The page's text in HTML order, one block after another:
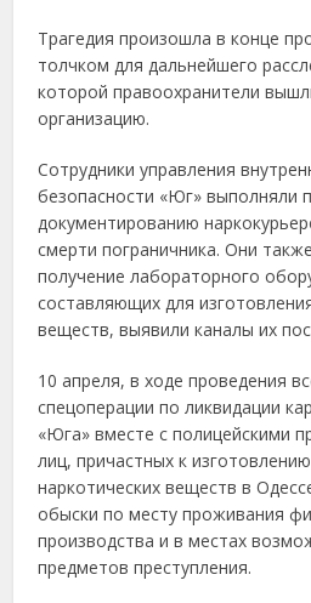
Трагедия произошла в конце
толчком для дальнейшего
которой правоохранители
организацию.
Сотрудники управления
безопасности «Юг» выполняли
документированию
смерти пограничника. Они
получение лабораторного
составляющих для
веществ, выявили каналы их
10 апреля, в ходе проведения
спецоперации по ликвидации
«Юга» вместе с полицейскими
лиц, причастных к
наркотических веществ в
обыски по месту проживания
производства и в местах
предметов преступления.